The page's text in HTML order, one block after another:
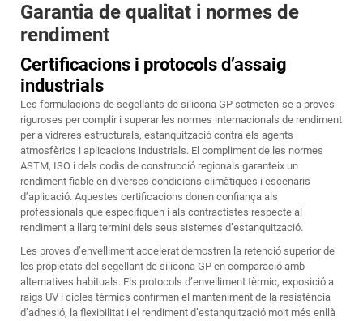
Garantia de qualitat i normes de
rendiment
Certificacions i protocols d’assaig
industrials
Les formulacions de segellants de silicona GP sotmeten-se a proves
riguroses per complir i superar les normes internacionals de rendiment
per a vidreres estructurals, estanquització contra els agents
atmosfèrics i aplicacions industrials. El compliment de les normes
ASTM, ISO i dels codis de construcció regionals garanteix un
rendiment fiable en diverses condicions climàtiques i escenaris
d’aplicació. Aquestes certificacions donen confiança als
professionals que especifiquen i als contractistes respecte al
rendiment a llarg termini dels seus sistemes d’estanquització.
Les proves d’envelliment accelerat demostren la retenció superior de
les propietats del segellant de silicona GP en comparació amb
alternatives habituals. Els protocols d’envelliment tèrmic, exposició a
raigs UV i cicles tèrmics confirmen el manteniment de la resistència
d’adhesió, la flexibilitat i el rendiment d’estanquització molt més enllà